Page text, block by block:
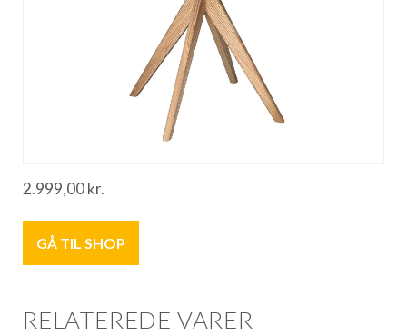
2.999,00kr.
GÅ TIL SHOP
RELATEREDE VARER